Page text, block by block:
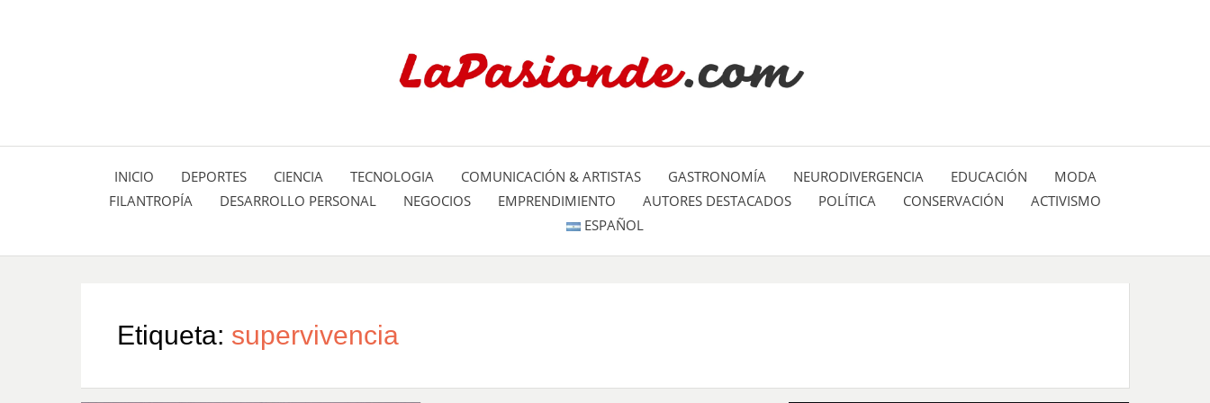
LA PASIÓN DE:
INICIO DEPORTES CIENCIA TECNOLOGIA COMUNICACIÓN & ARTISTAS GASTRONOMÍA NEURODIVERGENCIA EDUCACIÓN
MODA
FILANTROPÍA
DESARROLLO PERSONAL NEGOCIOS EMPRENDIMIENTO AUTORES DESTACADOS POLÍTICA CONSERVACIÓN
ACTIVISMO
ESPAÑOL
Etiqueta: supervivencia